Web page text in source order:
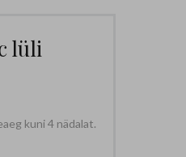
lüli
kuni 4 nädalat.